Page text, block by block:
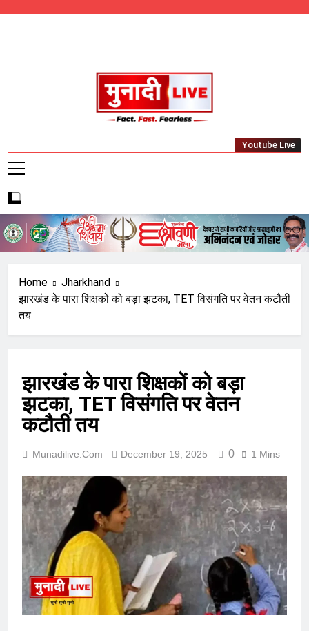
Munadi Live – Jharkhand's Leading Local
Youtube Live
Home
Jharkhand
झारखंड के पारा शिक्षकों को बड़ा झटका, TET विसंगति पर वेतन कटौती
तय
झारखंड के पारा शिक्षकों को बड़ा
झटका, TET विसंगति पर वेतन
कटौती तय
Munadilive.com December 19, 2025 0 1 Mins